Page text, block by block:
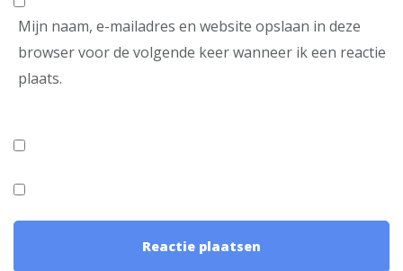
Mijn naam, e-mailadres en website opslaan in deze
browser voor de volgende keer wanneer ik een reactie
plaats.